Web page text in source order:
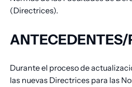
(Directrices).
ANTECEDENTES/
Durante el proceso de
las nuevas Directrices para las